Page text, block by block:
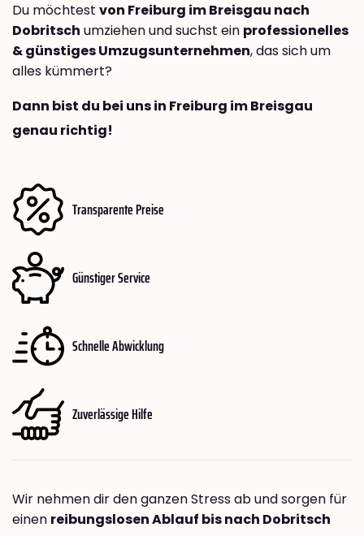
Du möchtest von Freiburg im Breisgau nach
Dobritsch umziehen und suchst ein professionelles
& günstiges Umzugsunternehmen, das sich um
alles kümmert?
Dann bist du bei uns in Freiburg im Breisgau
genau richtig!
Transparente Preise
Günstiger Service
Schnelle Abwicklung
Zuverlässige Hilfe
Wir nehmen dir den ganzen Stress ab und sorgen für
einen reibungslosen Ablauf bis nach Dobritsch